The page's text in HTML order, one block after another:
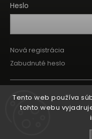
Tento web používa
tohto webu
Heslo
Nová registrácia
Zabudnuté heslo